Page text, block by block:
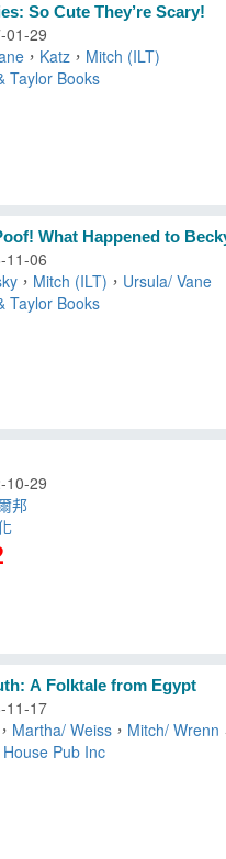
So Cute They’re Scary!
01-29
， Katz ， Mitch (ILT)
Taylor Books
What Happened to
11-06
， Mitch (ILT) ， Ursula/ Vane
Taylor Books
10-29
邦
A Folktale from Egypt
11-17
， Martha/ Weiss ， Mitch/ Wrenn
Pub Inc